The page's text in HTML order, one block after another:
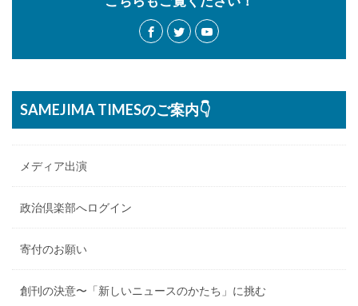
SAMEJIMA TIMESのご案内👇
メディア出演
政治倶楽部へログイン
寄付のお願い
創刊の決意〜「新しいニュースのかたち」に挑む